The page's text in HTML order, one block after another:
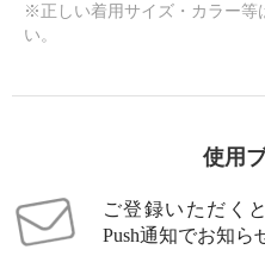
※正しい着用サイズ・カラー等
い。
使用
ご登録いただく
Push通知でお知ら